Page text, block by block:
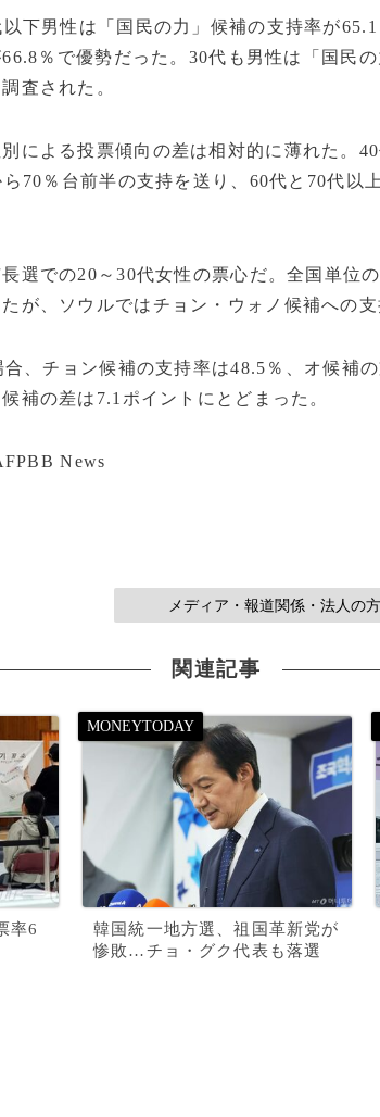
下男性は「国民の力」候補の支持率が
％で優勢だった。30代も男性は「国民
査された。
による投票傾向の差は相対的に薄れた。
70％台前半の支持を送り、60代と70代以
選での20～30代女性の票心だ。全国単位
が、ソウルではチョン・ウォノ候補への支
、チョン候補の支持率は48.5％、オ候補
補の差は7.1ポイントにとどまった。
News
メディア・報道関係・法人の
関連記事
率6
韓国統一地方選、祖国革新党が
惨敗…チョ・グク代表も落選